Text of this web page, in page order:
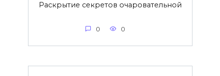
Раскрытие секретов очаровательной
0 0